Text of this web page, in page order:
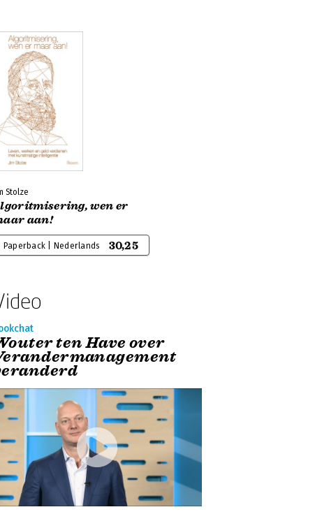
Stolze
wen er
aan!
Paperback | Nederlands 30,25
ten Have over